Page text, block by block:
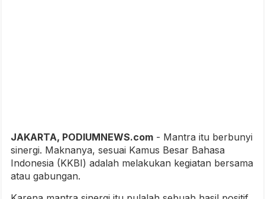
JAKARTA, PODIUMNEWS.com - Mantra itu berbunyi
sinergi. Maknanya, sesuai Kamus Besar Bahasa
Indonesia (KKBI) adalah melakukan kegiatan bersama
atau gabungan.